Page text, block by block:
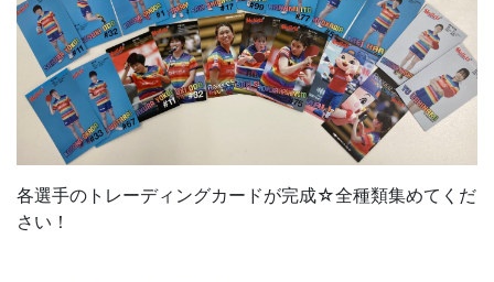
各選手のトレーディングカードが完成☆全種類集めてくだ
さい！